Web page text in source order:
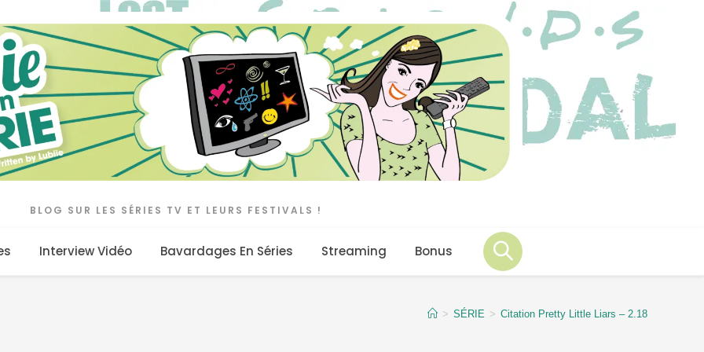
BLOG SUR LES SÉRIES TV ET LEURS FESTIVALS !
Interview Vidéo Bavardages En Séries Streaming Bonus
> SÉRIE > Citation Pretty Little Liars – 2.18